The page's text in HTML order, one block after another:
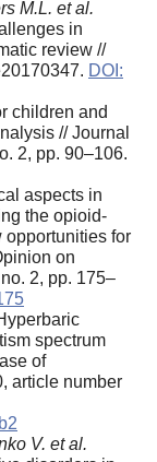
M.L. et al.
in
review //
DOI:
children and
// Journal
2, pp. 90–106.
aspects in
the opioid-
opportunities for
on
2, pp. 175–
spectrum
of
article number
V. et al.